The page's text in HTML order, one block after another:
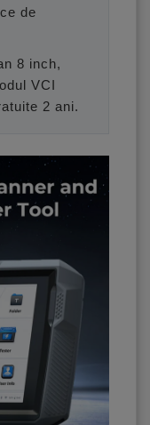
de
8 inch,
VCI
2 ani.